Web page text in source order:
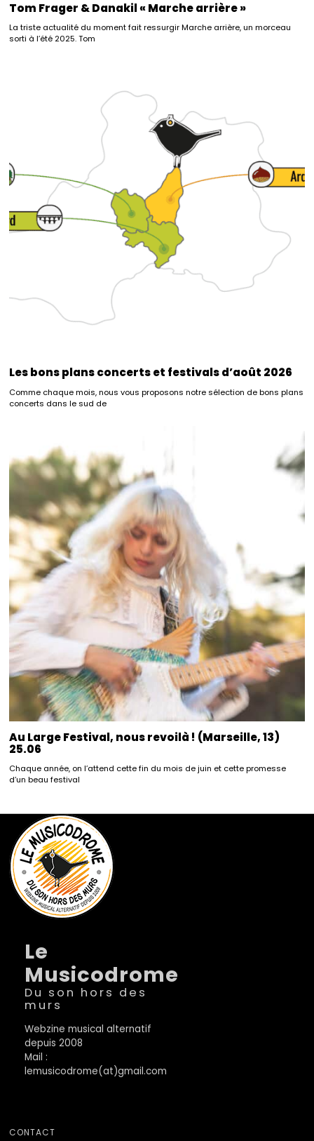
Tom Frager & Danakil « Marche arrière »
La triste actualité du moment fait ressurgir Marche arrière, un morceau
sorti à l’été 2025. Tom
Les bons plans concerts et festivals d’août 2026
Comme chaque mois, nous vous proposons notre sélection de bons plans
concerts dans le sud de
Au Large Festival, nous revoilà ! (Marseille, 13)
25.06
Chaque année, on l’attend cette fin du mois de juin et cette promesse
d’un beau festival
Le
Musicodrome
Du son hors des
murs
Webzine musical alternatif
depuis 2008
Mail :
lemusicodrome(at)gmail.com
CONTACT